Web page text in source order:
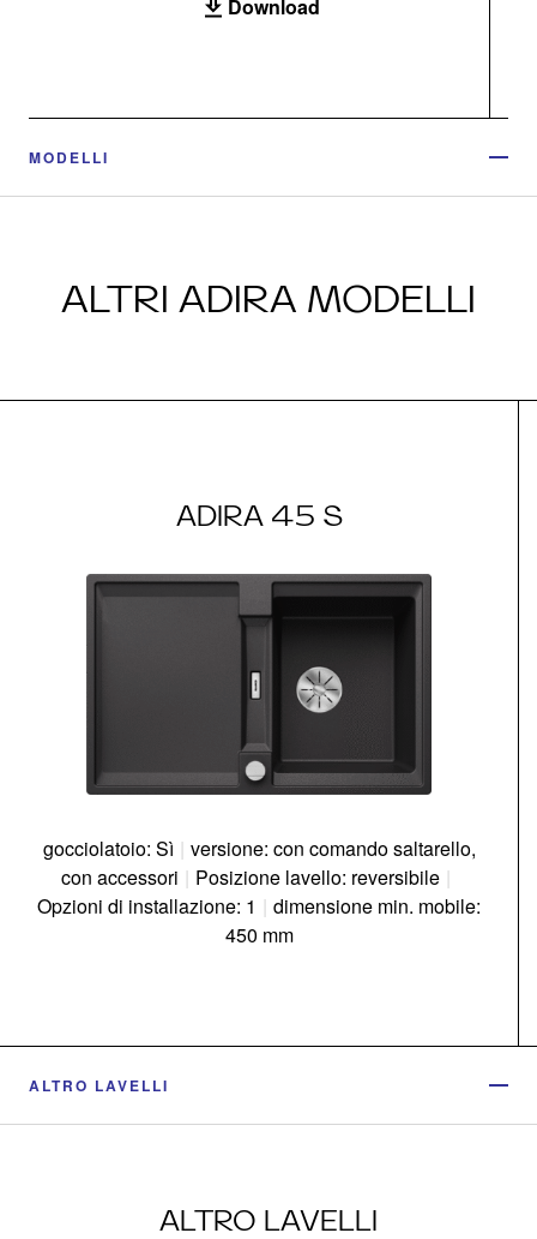
Download
MODELLI
ALTRI ADIRA MODELLI
ADIRA 45 S
gocciolatoio: Sì | versione: con comando saltarello,
con accessori | Posizione lavello: reversibile |
Opzioni di installazione: 1 | dimensione min. mobile:
450 mm
ALTRO LAVELLI
ALTRO LAVELLI